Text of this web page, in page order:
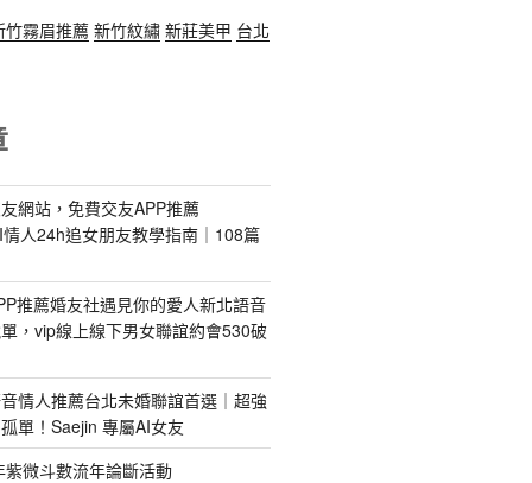
竹霧眉推薦 新竹紋繡 新莊美甲 台北
網站，免費交友APP推薦
人24h追女朋友教學指南｜108篇
推薦婚友社遇見你的愛人新北語音
，vip線上線下男女聯誼約會530破
情人推薦台北未婚聯誼首選｜超強
單！Saejin 專屬AI女友
微斗數流年論斷活動